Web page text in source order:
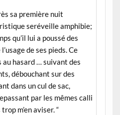
sa première nuit
seréveille amphibie;
qu’il lui a poussé des
de ses pieds. Ce
au hasard … suivant des
débouchant sur des
dans un cul de sac,
par les mêmes calli
m’en aviser. “